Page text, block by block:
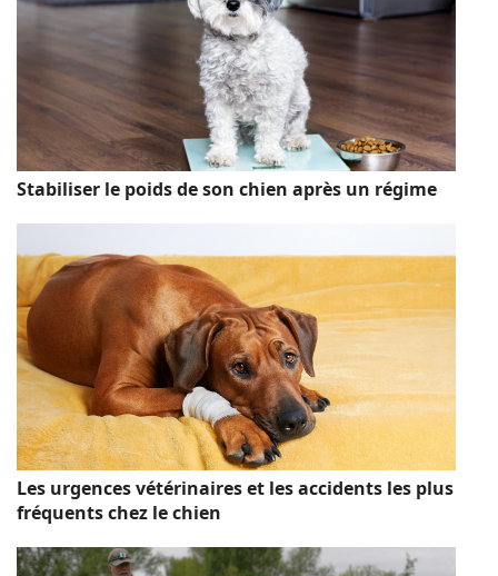
Stabiliser le poids de son chien après un régime
Les urgences vétérinaires et les accidents les plus
fréquents chez le chien